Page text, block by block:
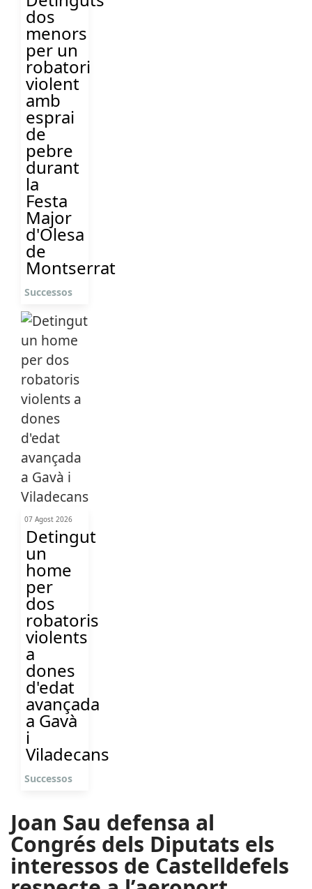
dos
menors
per un
robatori
violent
amb
esprai
de
pebre
durant
la
Festa
Major
d'Olesa
de
Montserrat
Successos
07 Agost 2026
Detingut
un
home
per
dos
robatoris
violents
a
dones
d'edat
avançada
a Gavà
i
Viladecans
Successos
Joan Sau defensa al
Congrés dels Diputats els
interessos de Castelldefels